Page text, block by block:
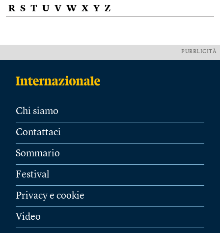
R S T U V W X Y Z
PUBBLICITÀ
Chi siamo
Contattaci
Sommario
Festival
Privacy e cookie
Video